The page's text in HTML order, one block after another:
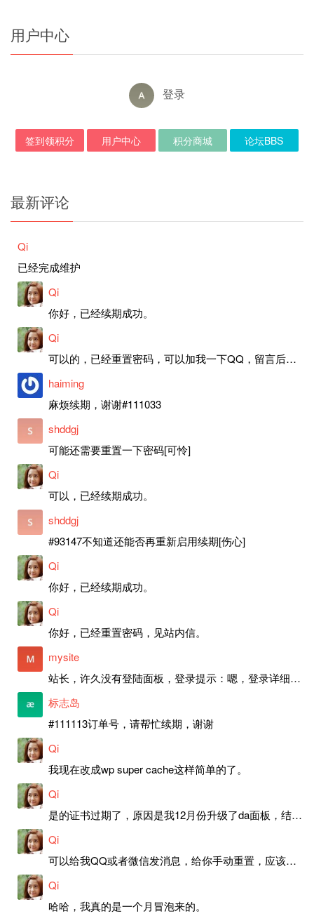
用户中心
登录
签到领积分 用户中心 积分商城 论坛BBS
最新评论
Qi
已经完成维护
Qi
你好，已经续期成功。
Qi
可以的，已经重置密码，可以加我一下QQ，留言后我就发密码给你。
haiming
麻烦续期，谢谢#111033
shddgj
可能还需要重置一下密码[可怜]
Qi
可以，已经续期成功。
shddgj
#93147不知道还能否再重新启用续期[伤心]
Qi
你好，已经续期成功。
Qi
你好，已经重置密码，见站内信。
mysite
站长，许久没有登陆面板，登录提示：嗯，登录详细信息似乎不正确。请重试。 网站还可以正常使用。如果是密码问题请帮忙重置一下密码。谢谢。订单号：97790，账号：aa20210950。 站长，提交了工单，你回复续期成功，不过我的问题是面部登陆信息有问题，一直是初始密码，现在无法登陆，有时间麻烦排查一下。
标志岛
#111113订单号，请帮忙续期，谢谢
Qi
我现在改成wp super cache这样简单的了。
Qi
是的证书过期了，原因是我12月份升级了da面板，结果后台证书就不更新了，目前还在排查问题。切换PHP版本现在没有了，因为DA新版不支持。
Qi
可以给我QQ或者微信发消息，给你手动重置，应该是服务器插件有问题了，这个wp的主题太老了，导致现在好多的问题，网站的签到功能也是因为这个原因导致的。
Qi
哈哈，我真的是一个月冒泡来的。